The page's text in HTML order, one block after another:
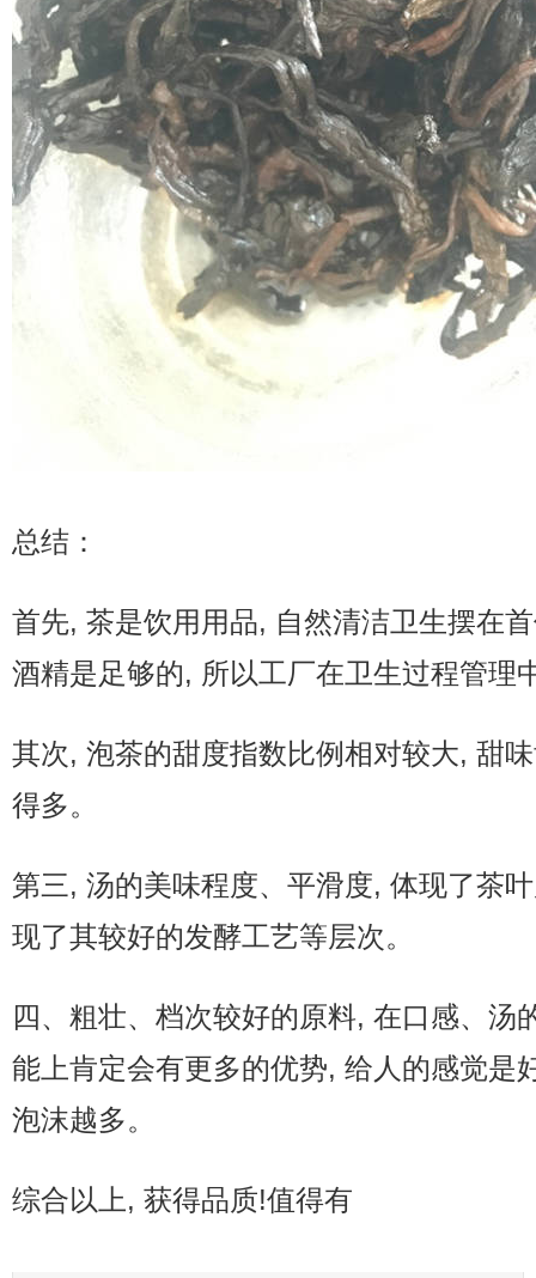
总结：
首先, 茶是饮用用品, 自然清洁卫生摆在
酒精是足够的, 所以工厂在卫生过程管理
其次, 泡茶的甜度指数比例相对较大, 甜
得多。
第三, 汤的美味程度、平滑度, 体现了茶
现了其较好的发酵工艺等层次。
四、粗壮、档次较好的原料, 在口感、汤
能上肯定会有更多的优势, 给人的感觉是
泡沫越多。
综合以上, 获得品质!值得有